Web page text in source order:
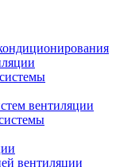
вентиляции
вентиляции